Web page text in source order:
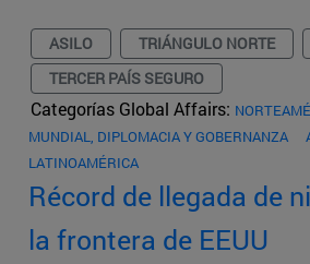
ASILO TRIÁNGULO NORTE
TERCER PAÍS SEGURO
Categorías Global Affairs:
MUNDIAL, DIPLOMACIA Y GOBERNANZA
LATINOAMÉRICA
Récord de llegada de
la frontera de EEUU